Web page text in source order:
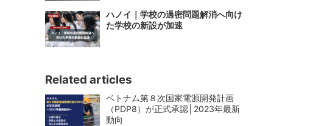
ハノイ｜学校の過密問題解消へ向け
た学校の新設が加速
Related articles
ベトナム第８次国家電源開発計画
（PDP8）が正式承認│2023年最新
動向